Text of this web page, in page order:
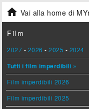
 Vai alla home di
Film
2027 - 2026 -2025 - 2024
Tutti i film imperdibili »
Film imperdibili 2026
Film imperdibili 2025